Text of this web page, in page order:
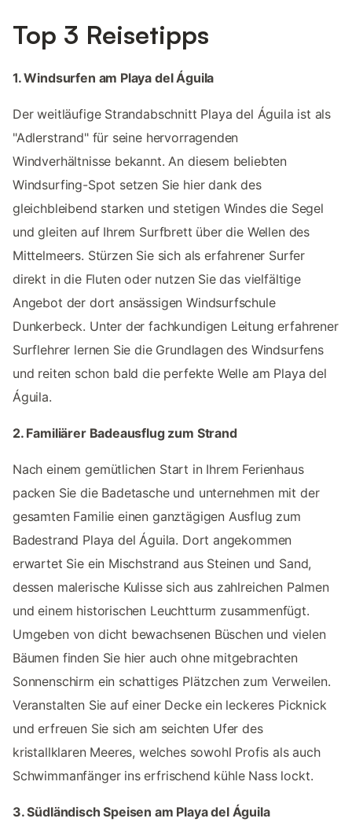
Top 3 Reisetipps
1. Windsurfen am Playa del Águila
Der weitläufige Strandabschnitt Playa del Águila ist als
"Adlerstrand" für seine hervorragenden
Windverhältnisse bekannt. An diesem beliebten
Windsurfing-Spot setzen Sie hier dank des
gleichbleibend starken und stetigen Windes die Segel
und gleiten auf Ihrem Surfbrett über die Wellen des
Mittelmeers. Stürzen Sie sich als erfahrener Surfer
direkt in die Fluten oder nutzen Sie das vielfältige
Angebot der dort ansässigen Windsurfschule
Dunkerbeck. Unter der fachkundigen Leitung erfahrener
Surflehrer lernen Sie die Grundlagen des Windsurfens
und reiten schon bald die perfekte Welle am Playa del
Águila.
2. Familiärer Badeausflug zum Strand
Nach einem gemütlichen Start in Ihrem Ferienhaus
packen Sie die Badetasche und unternehmen mit der
gesamten Familie einen ganztägigen Ausflug zum
Badestrand Playa del Águila. Dort angekommen
erwartet Sie ein Mischstrand aus Steinen und Sand,
dessen malerische Kulisse sich aus zahlreichen Palmen
und einem historischen Leuchtturm zusammenfügt.
Umgeben von dicht bewachsenen Büschen und vielen
Bäumen finden Sie hier auch ohne mitgebrachten
Sonnenschirm ein schattiges Plätzchen zum Verweilen.
Veranstalten Sie auf einer Decke ein leckeres Picknick
und erfreuen Sie sich am seichten Ufer des
kristallklaren Meeres, welches sowohl Profis als auch
Schwimmanfänger ins erfrischend kühle Nass lockt.
3. Südländisch Speisen am Playa del Águila